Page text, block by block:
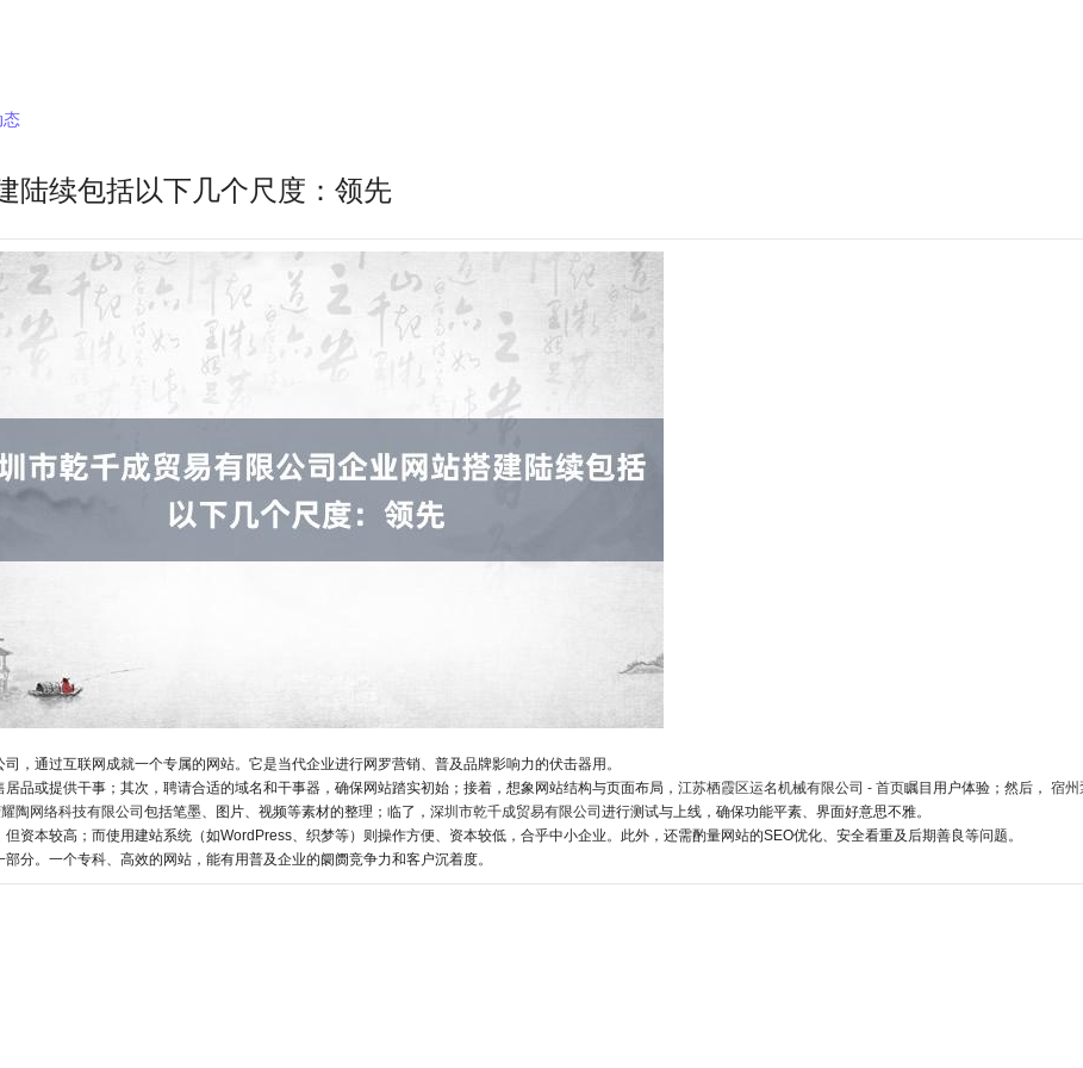
态
陆续包括以下几个尺度：领先
，通过互联网成就一个专属的网站。它是当代企业进行网罗营销、普及品牌影响力的伏击器用。
品或提供干事；其次，聘请合适的域名和干事器，确保网站踏实初始；接着，想象网站结构与页面布局， 江苏栖霞区运名机械有限公司 - 首页瞩目用户体验；然后， 宿州
陶网络科技有限公司 包括笔墨、图片、视频等素材的整理；临了， 深圳市乾千成贸易有限公司 进行测试与上线，确保功能平素、界面好意思不雅。
资本较高；而使用建站系统（如WordPress、织梦等）则操作方便、资本较低，合乎中小企业。此外，还需酌量网站的SEO优化、安全看重及后期善良等问题。
分。一个专科、高效的网站，能有用普及企业的阛阓竞争力和客户沉着度。